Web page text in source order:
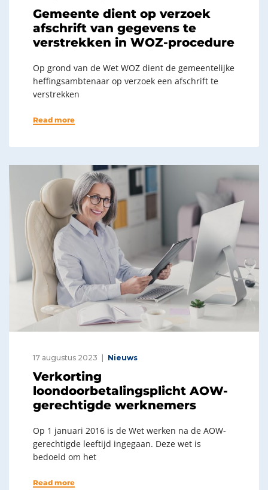
Gemeente dient op verzoek
afschrift van gegevens te
verstrekken in WOZ-procedure
Op grond van de Wet WOZ dient de gemeentelijke
heffingsambtenaar op verzoek een afschrift te
verstrekken
Read more
17 augustus 2023 Nieuws
Verkorting
loondoorbetalingsplicht AOW-
gerechtigde werknemers
Op 1 januari 2016 is de Wet werken na de AOW-
gerechtigde leeftijd ingegaan. Deze wet is
bedoeld om het
Read more